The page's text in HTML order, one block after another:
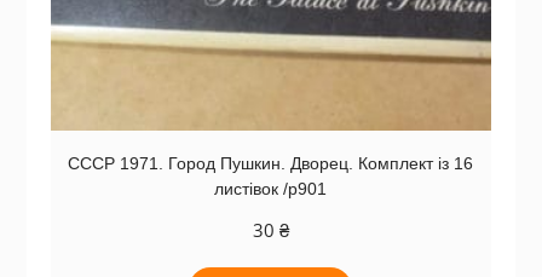
СССР 1971. Город Пушкин. Дворец. Комплект із 16
листівок /р901
30 ₴